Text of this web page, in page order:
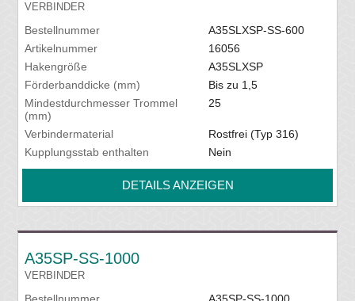
VERBINDER
Bestellnummer
A35SLXSP-SS-600
Artikelnummer
16056
Hakengröße
A35SLXSP
Förderbanddicke (mm)
Bis zu 1,5
Mindestdurchmesser Trommel
(mm)
25
Verbindermaterial
Rostfrei (Typ 316)
Kupplungsstab enthalten
Nein
DETAILS ANZEIGEN
A35SP-SS-1000
VERBINDER